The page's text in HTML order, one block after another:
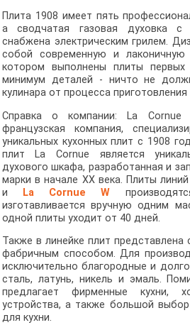
Плита 1908 имеет пять
а сводчатая газовая духовка с
снабжена электрическим грилем.
собой современную и
котором выполнены плиты первых
минимум деталей - ничто не
кулинара от процесса
Справка о компании: La Cornue
французская компания,
уникальных кухонных плит с 1908
плит La Cornue является
духового шкафа, разработанная и
марки в начале ХХ века. Плиты
и
La Cornue W
изготавливается вручную одним
одной плиты уходит от 40 дней.
Также в линейке плит представлена
фабричным способом. Для
исключительно благородные и
сталь, латунь, никель и эмаль.
предлагает фирменные кухни,
устройства, а также большой выбор
для кухни.